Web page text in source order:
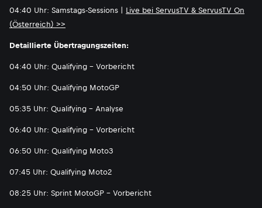
04:40 Uhr: Samstags-Sessions | Live bei ServusTV & ServusTV On
(Österreich) >>
Detaillierte Übertragungszeiten:
04:40 Uhr: Qualifying - Vorbericht
04:50 Uhr: Qualifying MotoGP
05:35 Uhr: Qualifying - Analyse
06:40 Uhr: Qualifying - Vorbericht
06:50 Uhr: Qualifying Moto3
07:45 Uhr: Qualifying Moto2
08:25 Uhr: Sprint MotoGP - Vorbericht